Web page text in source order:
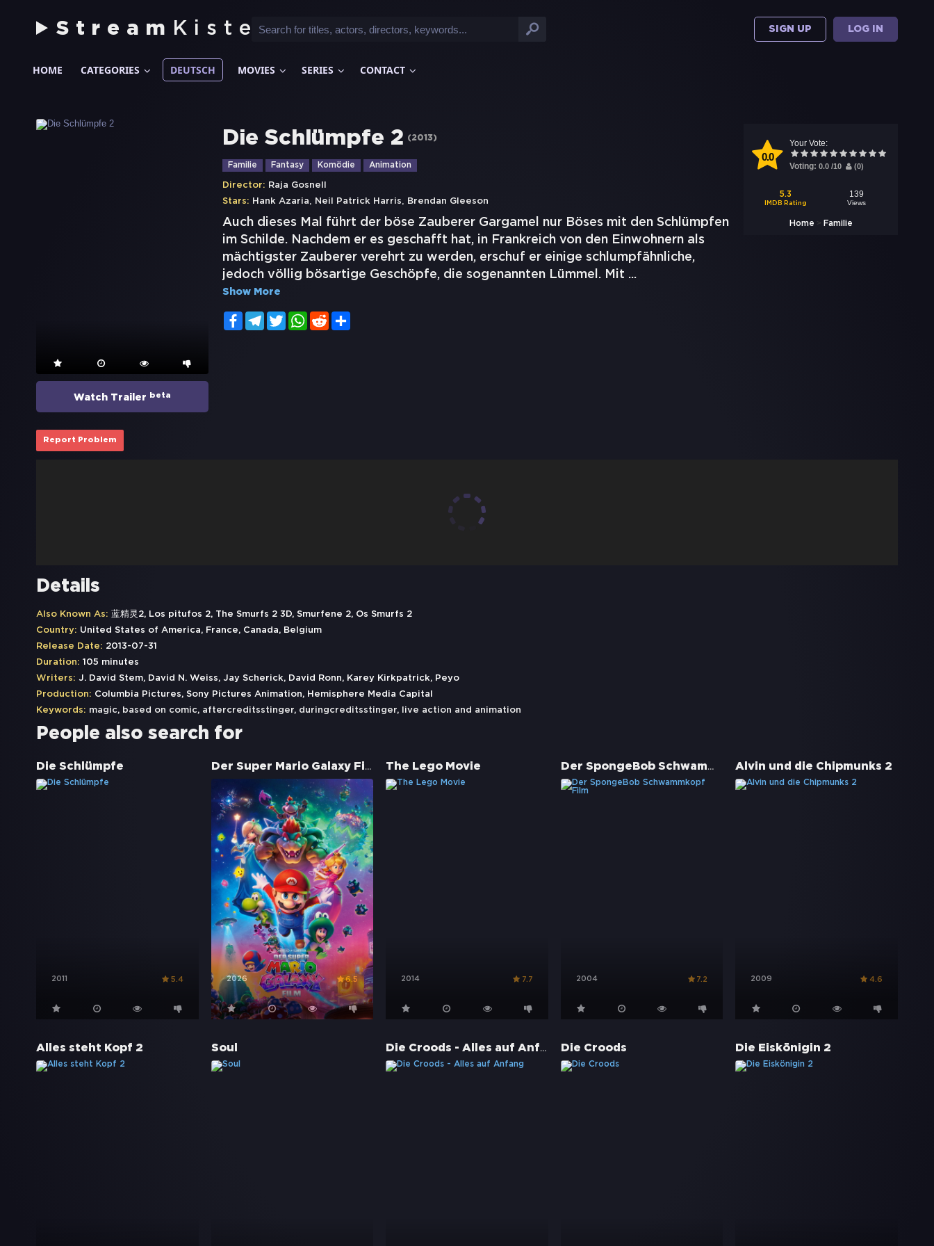
Stream Kiste SIGN UP LOG IN
HOME CATEGORIES DEUTSCH MOVIES SERIES CONTACT
Watch Trailer beta
0.0
Your Vote:
Voting: 0.0 /10 (0)
5.3
IMDB Rating
139
Views
Home > Familie
Die Schlümpfe 2 (2013)
Familie Fantasy Komödie Animation
Director: Raja Gosnell
Stars: Hank Azaria, Neil Patrick Harris, Brendan Gleeson
Auch dieses Mal führt der böse Zauberer Gargamel nur Böses mit den Schlümpfen
im Schilde. Nachdem er es geschafft hat, in Frankreich von den Einwohnern als
mächtigster Zauberer verehrt zu werden, erschuf er einige schlumpfähnliche,
jedoch völlig bösartige Geschöpfe, die sogenannten Lümmel. Mit ...
Show More
FacebookTelegramTwitterWhatsApp
Reddit
Report Problem
Details
Also Known As: 蓝精灵2, Los pitufos 2, The Smurfs 2 3D, Smurfene 2, Os Smurfs 2
Country: United States of America, France, Canada, Belgium
Release Date: 2013-07-31
Duration: 105 minutes
Writers: J. David Stem, David N. Weiss, Jay Scherick, David Ronn, Karey Kirkpatrick, Peyo
Production: Columbia Pictures, Sony Pictures Animation, Hemisphere Media Capital
Keywords: magic, based on comic, aftercreditsstinger, duringcreditsstinger, live action and animation
People also search for
Die Schlümpfe
2011 5.4
Der Super Mario Galaxy Film
2026 6.5
The Lego Movie
2014 7.7
Der SpongeBob Schwammkopf Film
2004 7.2
Alvin und die Chipmunks 2
2009 4.6
Alles steht Kopf 2 Soul Die Croods - Alles auf Anfang Die Croods Die Eiskönigin 2